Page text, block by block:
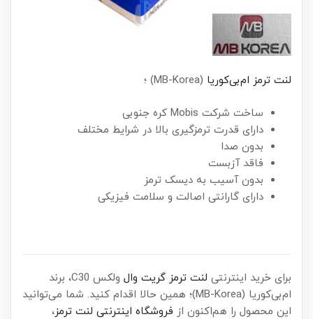
لنت ترمز ام‌بی‌کوریا (MB-Korea) ؛
ساخت شرکت Mobis کره جنوبی
دارای قدرت ترمزگیری بالا در شرایط مختلف
بدون صدا
فاقد آزبست
بدون آسیب به دیسک ترمز
دارای گارانتی اصالت و سلامت فیزیکی
برای خرید اینترنتی لنت ترمز گریت وال
ولکس C30، برند
ام‌بی‌کوریا (MB-Korea)؛ همین حالا اقدام کنید. شما می‌توانید
این محصول را هم‌اکنون از فروشگاه اینترنتی لنت ترمز،